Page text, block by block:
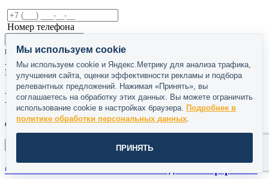
Номер телефона
на обработку персональных данных
Александр Барсуков
Исполнительный директор
Похожие статьи
от наших экспертов
Сельхозкомплексы: животноводческие фермы и
Мы используем cookie
Мы используем cookie и Яндекс.Метрику для анализа трафика,
улучшения сайта, оценки эффективности рекламы и подбора
релевантных предложений. Нажимая «Принять», вы
соглашаетесь на обработку этих данных. Вы можете ограничить
использование cookie в настройках браузера. Подробнее в
политике обработки персональных данных.
ПРИНЯТЬ